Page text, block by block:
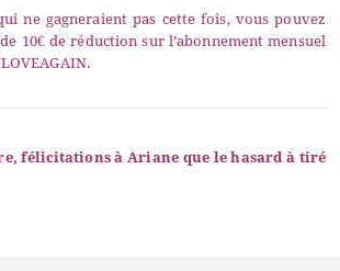
ne gagneraient pas cette fois, vous pouvez
10€ de réduction sur l’abonnement mensuel
félicitations à Ariane que le hasard à tiré